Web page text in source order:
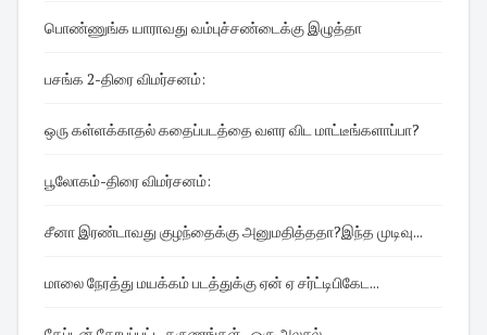
பொண்ணுங்க யாராவது வம்புச்சண்டைக்கு இழுத்தா
பசங்க 2-திரை விமர்சனம்:
ஒரு கள்ளக்காதல் கதைப்படத்தை வளர விட மாட்டீங்களாப்பா?
பூலோகம்-திரை விமர்சனம்:
சீனா இரண்டாவது குழந்தைக்கு அனுமதித்ததா?இந்த முடிவு...
மாலை நேரத்து மயக்கம் படத்துக்கு ஏன் ஏ சர்ட்டிபிகேட...